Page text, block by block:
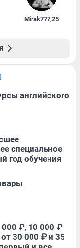
Mirak777,25
английского
специальное
год обучения
₽, 10 000 ₽
30 000 ₽ и 35